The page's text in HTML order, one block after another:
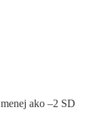
ako –2 SD